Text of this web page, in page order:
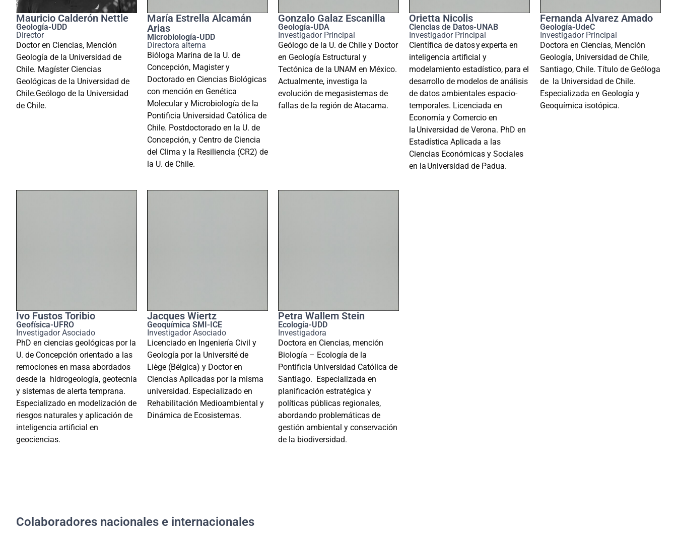
Mauricio Calderón Nettle
Geología-UDD
Director
Doctor en Ciencias, Mención
Geología de la Universidad de
Chile. Magíster Ciencias
Geológicas de la Universidad de
Chile.Geólogo de la Universidad
de Chile.
María Estrella Alcamán
Arias
Microbiología-UDD
Directora alterna
Bióloga Marina de la U. de
Concepción, Magister y
Doctorado en Ciencias Biológicas
con mención en Genética
Molecular y Microbiología de la
Pontificia Universidad Católica de
Chile. Postdoctorado en la U. de
Concepción, y Centro de Ciencia
del Clima y la Resiliencia (CR2) de
la U. de Chile.
Gonzalo Galaz Escanilla
Geología-UDA
Investigador Principal
Geólogo de la U. de Chile y Doctor
en Geología Estructural y
Tectónica de la UNAM en México.
Actualmente, investiga la
evolución de megasistemas de
fallas de la región de Atacama.
Orietta Nicolis
Ciencias de Datos-UNAB
Investigador Principal
Científica de datos y experta en
inteligencia artificial y
modelamiento estadístico, para el
desarrollo de modelos de análisis
de datos ambientales espacio-
temporales. Licenciada en
Economía y Comercio en
la Universidad de Verona. PhD en
Estadística Aplicada a las
Ciencias Económicas y Sociales
en la Universidad de Padua.
Fernanda Alvarez Amado
Geología-UdeC
Investigador Principal
Doctora en Ciencias, Mención
Geología, Universidad de Chile,
Santiago, Chile. Título de Geóloga
de la Universidad de Chile.
Especializada en Geología y
Geoquímica isotópica.
Ivo Fustos Toribio
Geofísica-UFRO
Investigador Asociado
PhD en ciencias geológicas por la
U. de Concepción orientado a las
remociones en masa abordados
desde la hidrogeología, geotecnia
y sistemas de alerta temprana.
Especializado en modelización de
riesgos naturales y aplicación de
inteligencia artificial en
geociencias.
Jacques Wiertz
Geoquímica SMI-ICE
Investigador Asociado
Licenciado en Ingeniería Civil y
Geología por la Université de
Liège (Bélgica) y Doctor en
Ciencias Aplicadas por la misma
universidad. Especializado en
Rehabilitación Medioambiental y
Dinámica de Ecosistemas.
Petra Wallem Stein
Ecología-UDD
Investigadora
Doctora en Ciencias, mención
Biología – Ecología de la
Pontificia Universidad Católica de
Santiago. Especializada en
planificación estratégica y
políticas públicas regionales,
abordando problemáticas de
gestión ambiental y conservación
de la biodiversidad.
Colaboradores nacionales e internacionales